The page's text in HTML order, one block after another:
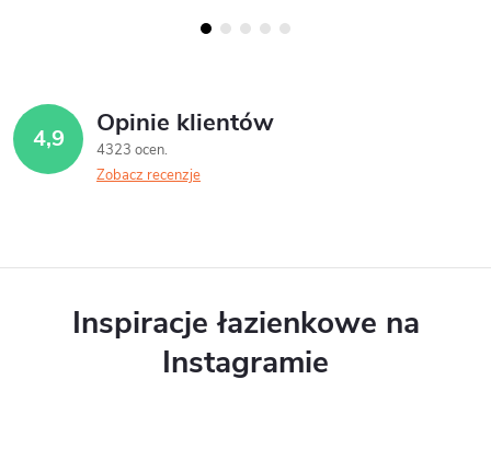
4,9 Opinie klientów
4323 ocen
Zobacz recenzje
Inspiracje łazienkowe na
Instagramie